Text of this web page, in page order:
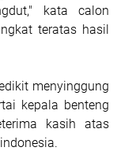
kata calon
teratas hasil
menyinggung
kepala benteng
kasih atas